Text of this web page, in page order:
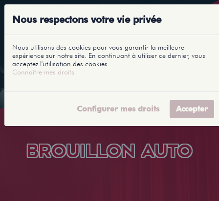
BROUILLON AUTO
Nous respectons votre vie privée
Nous utilisons des cookies pour vous garantir la meilleure
expérience sur notre site. En continuant à utiliser ce dernier, vous
acceptez l'utilisation des cookies.
Connaître mes droits
Configurer mes droits Accepter